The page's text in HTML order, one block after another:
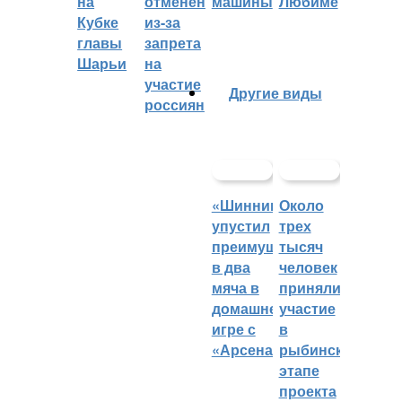
Кубке
главы
Шарьи
из-за
запрета
на
участие
россиян
Другие виды
«Шинник»
упустил
преимущество
в два
мяча в
домашней
игре с
«Арсеналом»
Около
трех
тысяч
человек
приняли
участие
в
рыбинском
этапе
проекта